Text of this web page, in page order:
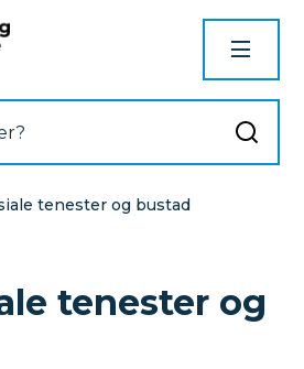
tenester og bustad
tenester og